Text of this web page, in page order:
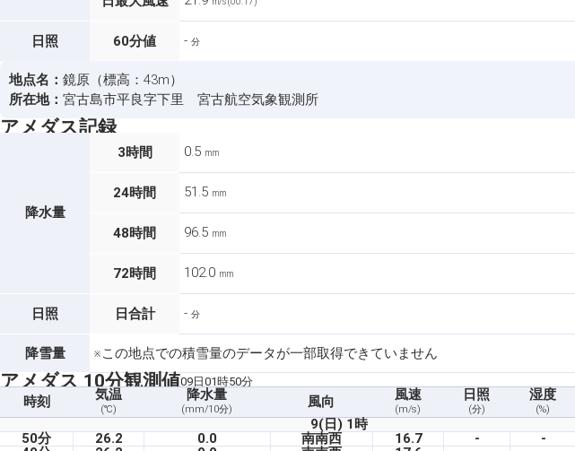
日照 60分値 - 分
地点名： 鏡原（標高：43m）
所在地： 宮古島市平良字下里 宮古航空気象観測所
アメダス記録
降水量
3時間 0.5 mm
24時間 51.5 mm
48時間 96.5 mm
72時間 102.0 mm
日照 日合計 - 分
降雪量 ※この地点での積雪量のデータが一部取得できていません
アメダス 10分観測値09日01時50分
時刻 気温
(℃)
降水量
(mm/10分) 風向 風速
(m/s)
日照
(分)
湿度
(%)
9(日) 1時
50分
26.2 0.0 南南西 16.7 - -